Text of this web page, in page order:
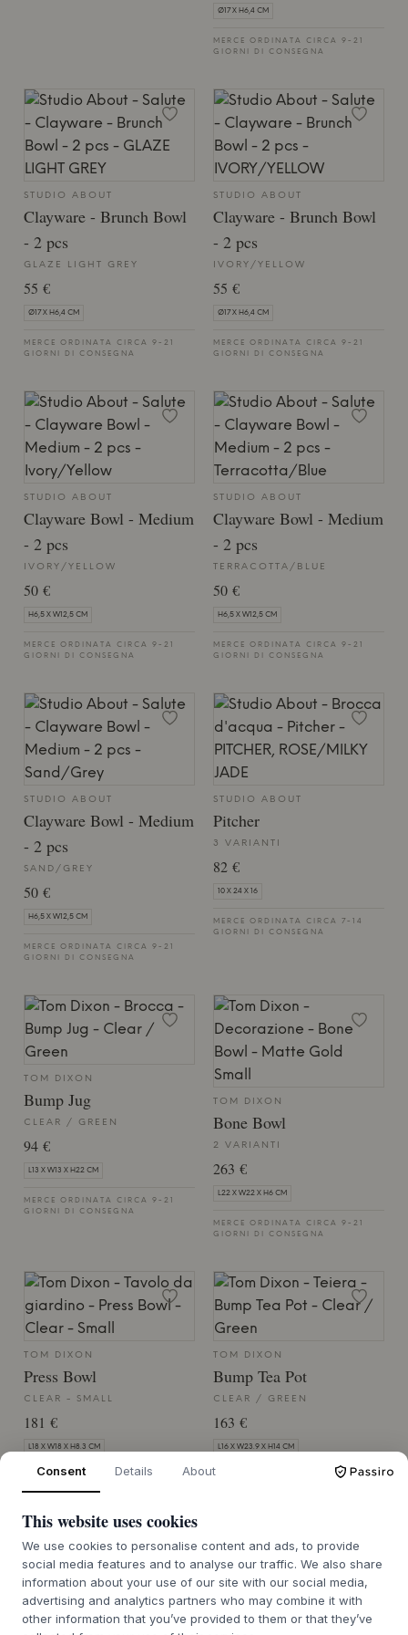
Ø17 X H6,4 CM
MERCE ORDINATA CIRCA 9-21
GIORNI DI CONSEGNA
STUDIO ABOUT
Clayware - Brunch Bowl
- 2 pcs
GLAZE LIGHT GREY
55 €
Ø17 X H6,4 CM
MERCE ORDINATA CIRCA 9-21
GIORNI DI CONSEGNA
STUDIO ABOUT
Clayware - Brunch Bowl
- 2 pcs
IVORY/YELLOW
55 €
Ø17 X H6,4 CM
MERCE ORDINATA CIRCA 9-21
GIORNI DI CONSEGNA
STUDIO ABOUT
Clayware Bowl - Medium
- 2 pcs
IVORY/YELLOW
50 €
H6,5 X W12,5 CM
MERCE ORDINATA CIRCA 9-21
GIORNI DI CONSEGNA
STUDIO ABOUT
Clayware Bowl - Medium
- 2 pcs
TERRACOTTA/BLUE
50 €
H6,5 X W12,5 CM
MERCE ORDINATA CIRCA 9-21
GIORNI DI CONSEGNA
STUDIO ABOUT
Clayware Bowl - Medium
- 2 pcs
SAND/GREY
50 €
H6,5 X W12,5 CM
MERCE ORDINATA CIRCA 9-21
GIORNI DI CONSEGNA
STUDIO ABOUT
Pitcher
3 VARIANTI
82 €
10 X 24 X 16
MERCE ORDINATA CIRCA 7-14
GIORNI DI CONSEGNA
TOM DIXON
Bump Jug
CLEAR / GREEN
94 €
L13 X W13 X H22 CM
MERCE ORDINATA CIRCA 9-21
GIORNI DI CONSEGNA
TOM DIXON
Bone Bowl
2 VARIANTI
263 €
L22 X W22 X H6 CM
MERCE ORDINATA CIRCA 9-21
GIORNI DI CONSEGNA
TOM DIXON
Press Bowl
CLEAR - SMALL
181 €
L18 X W18 X H8.3 CM
MERCE ORDINATA CIRCA 9-21
TOM DIXON
Bump Tea Pot
CLEAR / GREEN
163 €
L16 X W23.9 X H14 CM
MERCE ORDINATA CIRCA 9-21
TOM DIXON
Cloud Bowl
SERAX
Serving Dish N°1 Fish &
Fish
VENDITA 23%
Consent Details About
This website uses cookies
We use cookies to personalise content and ads, to provide
social media features and to analyse our traffic. We also share
information about your use of our site with our social media,
advertising and analytics partners who may combine it with
other information that you’ve provided to them or that they’ve